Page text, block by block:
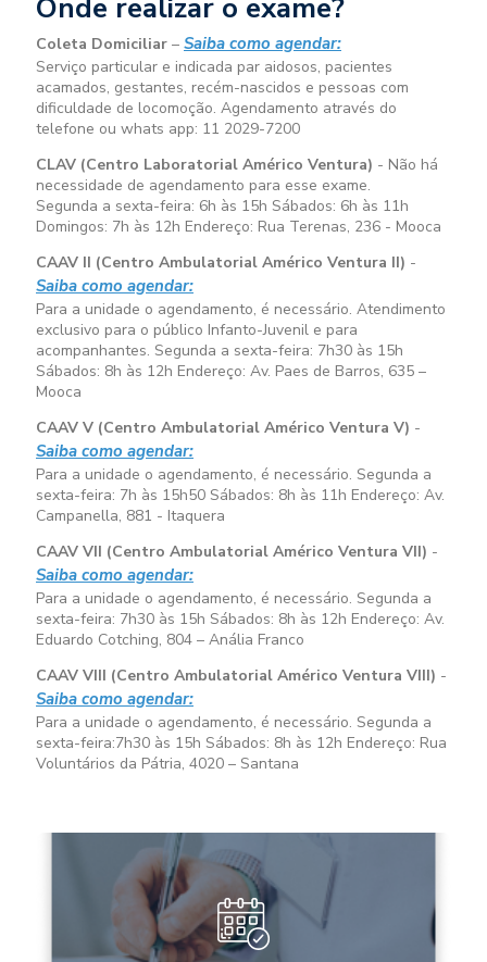
Onde realizar o exame?
Coleta Domiciliar – Saiba como agendar:
Serviço particular e indicada par aidosos, pacientes
acamados, gestantes, recém-nascidos e pessoas com
dificuldade de locomoção. Agendamento através do
telefone ou whats app: 11 2029-7200
CLAV (Centro Laboratorial Américo Ventura) - Não há
necessidade de agendamento para esse exame.
Segunda a sexta-feira: 6h às 15h Sábados: 6h às 11h
Domingos: 7h às 12h Endereço: Rua Terenas, 236 - Mooca
CAAV II (Centro Ambulatorial Américo Ventura II) -
Saiba como agendar:
Para a unidade o agendamento, é necessário. Atendimento
exclusivo para o público Infanto-Juvenil e para
acompanhantes. Segunda a sexta-feira: 7h30 às 15h
Sábados: 8h às 12h Endereço: Av. Paes de Barros, 635 –
Mooca
CAAV V (Centro Ambulatorial Américo Ventura V) -
Saiba como agendar:
Para a unidade o agendamento, é necessário. Segunda a
sexta-feira: 7h às 15h50 Sábados: 8h às 11h Endereço: Av.
Campanella, 881 - Itaquera
CAAV VII (Centro Ambulatorial Américo Ventura VII) -
Saiba como agendar:
Para a unidade o agendamento, é necessário. Segunda a
sexta-feira: 7h30 às 15h Sábados: 8h às 12h Endereço: Av.
Eduardo Cotching, 804 – Anália Franco
CAAV VIII (Centro Ambulatorial Américo Ventura VIII) -
Saiba como agendar:
Para a unidade o agendamento, é necessário. Segunda a
sexta-feira:7h30 às 15h Sábados: 8h às 12h Endereço: Rua
Voluntários da Pátria, 4020 – Santana